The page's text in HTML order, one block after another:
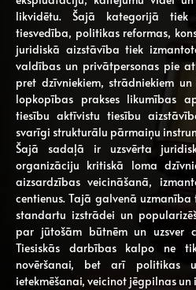
likvidētu. Šajā kategorijā
tiesvedība, politikas reformas,
juridiskā aizstāvība tiek
valdības un privātpersonas pie
pret dzīvniekiem, strādniekiem
lopkopības prakses likumības
tiesību aktīvistu tiesību
svarīgi strukturālu pārmaiņu
Šajā sadaļā ir uzsvērta
organizāciju kritiskā loma
aizsardzības veicināšanā,
centienus. Tajā galvenā
standartu izstrādei un
par jūtošām būtnēm un uzsver
Tiesiskās darbības kalpo ne
novēršanai, bet arī politikas
ietekmēšanai, veicinot jēgpilnas